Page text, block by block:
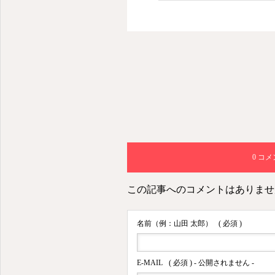
0 コメ
この記事へのコメントはありませ
名前（例：山田 太郎） ( 必須 )
E-MAIL ( 必須 ) - 公開されません -